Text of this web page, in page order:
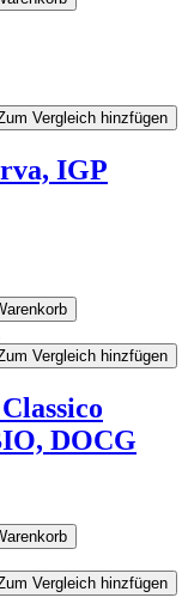
Vergleich hinzfügen
IGP
Vergleich hinzfügen
DOCG
Vergleich hinzfügen